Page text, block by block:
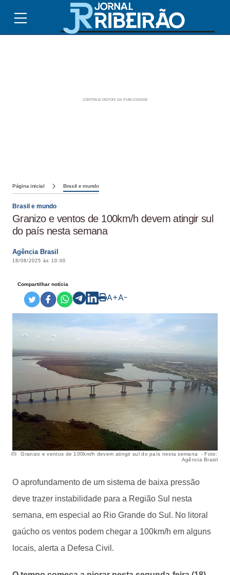
Página inicial Brasil e mundo
Brasil e mundo
Granizo e ventos de 100km/h devem atingir sul
do país nesta semana
Agência Brasil
18/08/2025 às 10:00
Compartilhar notícia
A+A-
Granizo e ventos de 100km/h devem atingir sul do país nesta semana - Foto:
Agência Brasil
O aprofundamento de um sistema de baixa pressão
deve trazer instabilidade para a Região Sul nesta
semana, em especial ao Rio Grande do Sul. No litoral
gaúcho os ventos podem chegar a 100km/h em alguns
locais, alerta a Defesa Civil.